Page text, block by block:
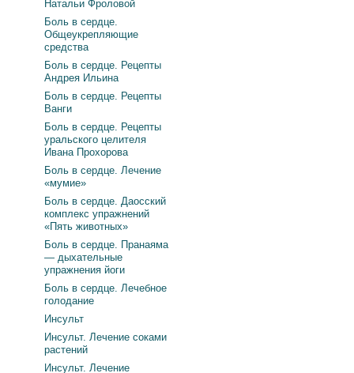
Натальи Фроловой
Боль в сердце.
Общеукрепляющие
средства
Боль в сердце. Рецепты
Андрея Ильина
Боль в сердце. Рецепты
Ванги
Боль в сердце. Рецепты
уральского целителя
Ивана Прохорова
Боль в сердце. Лечение
«мумие»
Боль в сердце. Даосский
комплекс упражнений
«Пять животных»
Боль в сердце. Пранаяма
— дыхательные
упражнения йоги
Боль в сердце. Лечебное
голодание
Инсульт
Инсульт. Лечение соками
растений
Инсульт. Лечение